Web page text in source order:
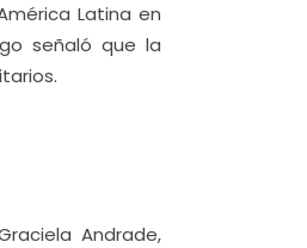
Latina en
señaló que la
Andrade,